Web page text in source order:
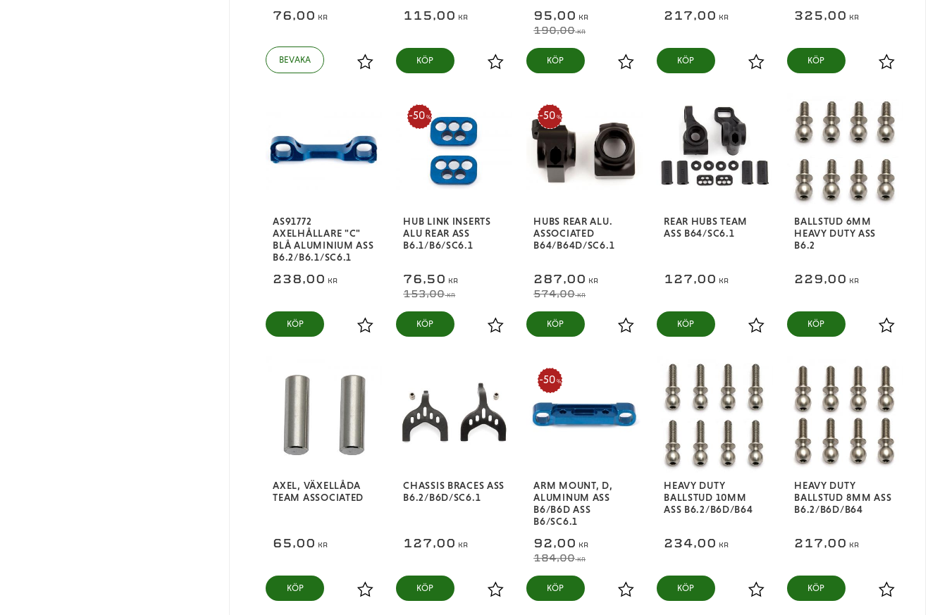
76,00 KR
Lägg till i favoriter
115,00 KR
Lägg till i favoriter
KÖP
95,00 KR
190,00KR
Lägg till i favoriter
KÖP
217,00 KR
Lägg till i favoriter
KÖP
325,00 KR
Lägg till i
KÖP
AS91772
AXELHÅLLARE "C"
BLÅ ALUMINIUM ASS
B6.2/B6.1/SC6.1
238,00 KR
Lägg till i favoriter
KÖP
HUB LINK INSERTS
ALU REAR ASS
B6.1/B6/SC6.1
76,50 KR
153,00KR
50 %
Lägg till i favoriter
KÖP
HUBS REAR ALU.
ASSOCIATED
B64/B64D/SC6.1
287,00 KR
574,00KR
50 %
Lägg till i favoriter
KÖP
REAR HUBS TEAM
ASS B64/SC6.1
127,00 KR
Lägg till i favoriter
KÖP
BALLSTUD 6MM
HEAVY DUTY ASS
B6.2
229,00 KR
Lägg till i
KÖP
AXEL, VÄXELLÅDA
TEAM ASSOCIATED
65,00 KR
Lägg till i favoriter
KÖP
CHASSIS BRACES ASS
B6.2/B6D/SC6.1
127,00 KR
Lägg till i favoriter
KÖP
ARM MOUNT, D,
ALUMINUM ASS
B6/B6D ASS
B6/SC6.1
92,00 KR
184,00KR
50 %
Lägg till i favoriter
KÖP
HEAVY DUTY
BALLSTUD 10MM
ASS B6.2/B6D/B64
234,00 KR
Lägg till i favoriter
KÖP
HEAVY DUTY
BALLSTUD 8MM ASS
B6.2/B6D/B64
217,00 KR
Lägg till i
KÖP